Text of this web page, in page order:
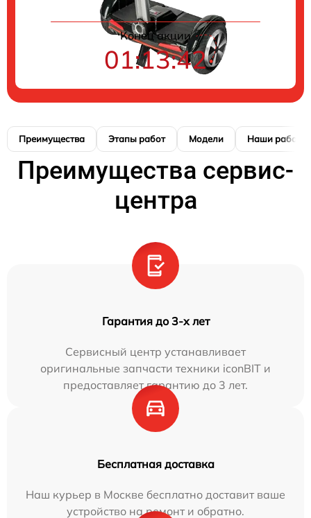
Конец акции
01:13:41
Преимущества Этапы работ Модели Наши работы
Преимущества сервис-
центра
Гарантия до 3-х лет
Сервисный центр устанавливает
оригинальные запчасти техники iconBIT и
предоставляет гарантию до 3 лет.
Бесплатная доставка
Наш курьер в Москве бесплатно доставит ваше
устройство на ремонт и обратно.